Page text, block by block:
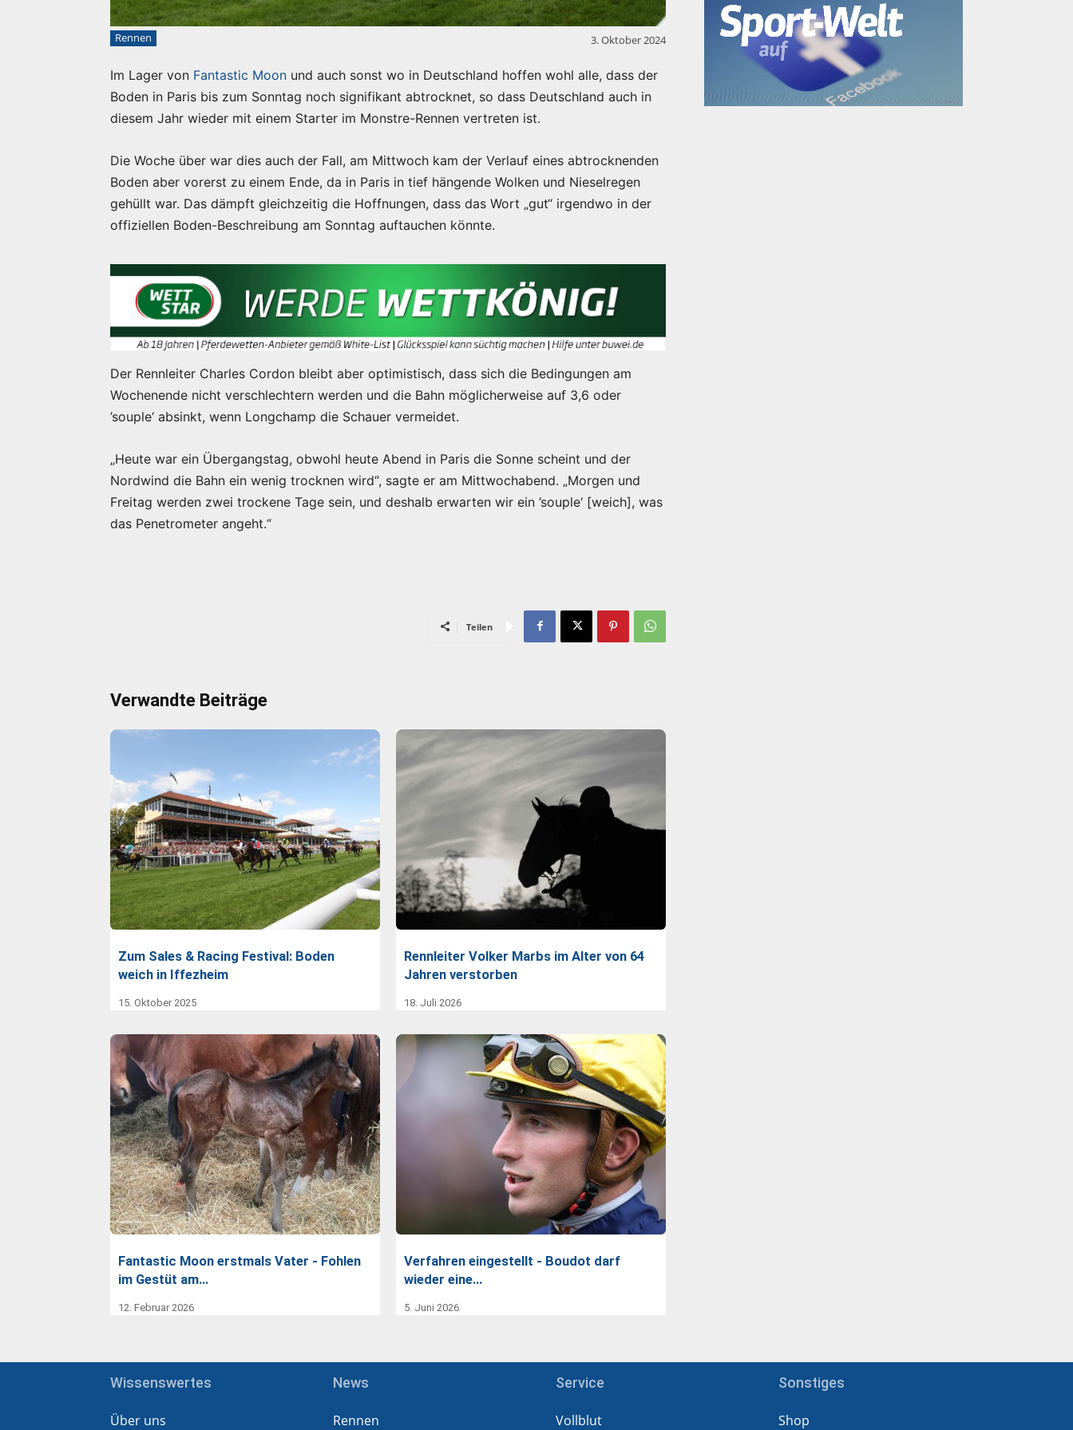
Rennen 3. Oktober 2024
Im Lager von Fantastic Moon und auch sonst wo in Deutschland hoffen wohl alle, dass der
Boden in Paris bis zum Sonntag noch signifikant abtrocknet, so dass Deutschland auch in
diesem Jahr wieder mit einem Starter im Monstre-Rennen vertreten ist.
Die Woche über war dies auch der Fall, am Mittwoch kam der Verlauf eines abtrocknenden
Boden aber vorerst zu einem Ende, da in Paris in tief hängende Wolken und Nieselregen
gehüllt war. Das dämpft gleichzeitig die Hoffnungen, dass das Wort „gut“ irgendwo in der
offiziellen Boden-Beschreibung am Sonntag auftauchen könnte.
Der Rennleiter Charles Cordon bleibt aber optimistisch, dass sich die Bedingungen am
Wochenende nicht verschlechtern werden und die Bahn möglicherweise auf 3,6 oder
’souple‘ absinkt, wenn Longchamp die Schauer vermeidet.
„Heute war ein Übergangstag, obwohl heute Abend in Paris die Sonne scheint und der
Nordwind die Bahn ein wenig trocknen wird“, sagte er am Mittwochabend. „Morgen und
Freitag werden zwei trockene Tage sein, und deshalb erwarten wir ein ’souple‘ [weich], was
das Penetrometer angeht.“
Teilen
Verwandte Beiträge
Zum Sales & Racing Festival: Boden
weich in Iffezheim
15. Oktober 2025
Rennleiter Volker Marbs im Alter von 64
Jahren verstorben
18. Juli 2026
Fantastic Moon erstmals Vater - Fohlen
im Gestüt am…
12. Februar 2026
Verfahren eingestellt - Boudot darf
wieder eine…
5. Juni 2026
Wissenswertes
Über uns
News
Rennen
Service
Vollblut
Sonstiges
Shop